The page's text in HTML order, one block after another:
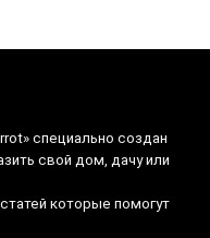
специально создан
свой дом, дачу или
которые помогут